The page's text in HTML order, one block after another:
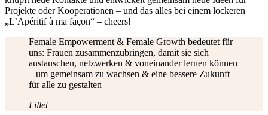
Projekte oder Kooperationen – und das alles bei einem lockeren
„L’Apéritif à ma façon“ – cheers!
Female Empowerment & Female Growth bedeutet für
uns: Frauen zusammenzubringen, damit sie sich
austauschen, netzwerken & voneinander lernen können
– um gemeinsam zu wachsen & eine bessere Zukunft
für alle zu gestalten
Lillet